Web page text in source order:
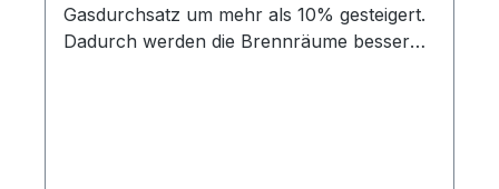
Gasdurchsatz um mehr als 10% gesteigert.
Dadurch werden die Brennräume besser